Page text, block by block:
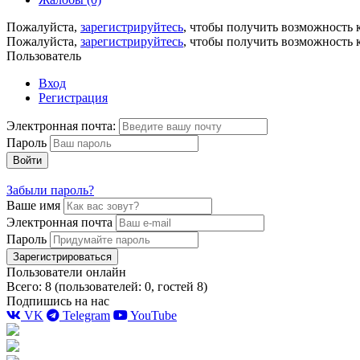
Пожалуйста, зарегистрируйтесь, чтобы получить возможность
Пожалуйста, зарегистрируйтесь, чтобы получить возможность
Пользователь
Вход
Регистрация
Электронная почта:
Пароль
Войти
Забыли пароль?
Ваше имя
Электронная почта
Пароль
Зарегистрироваться
Пользователи онлайн
Всего: 8 (пользователей: 0, гостей 8)
Подпишись на нас
VK
Telegram YouTube